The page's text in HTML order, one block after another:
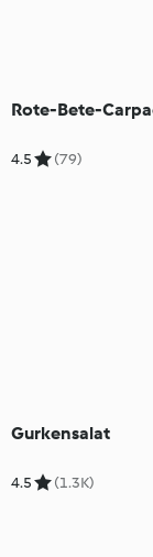
Rote-Bete-
4.5 (79)
Gurkensalat
4.5 (1.3K)